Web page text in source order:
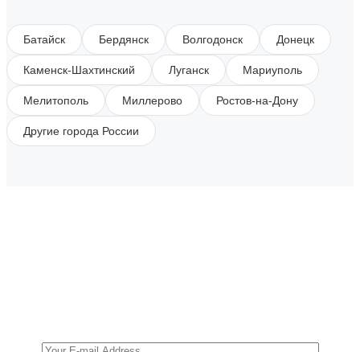
Батайск Бердянск Волгодонск Донецк
Каменск-Шахтинский Луганск Мариуполь
Мелитополь Миллерово Ростов-на-Дону
Другие города России